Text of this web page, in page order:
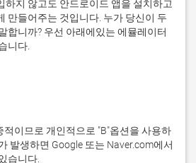
하지 않고도 안드로이드 앱을 설치하고
만들어주는 것입니다. 누가 당신이 두
합니까? 우선 아래에있는 에뮬레이터
발생하면 Google 또는 Naver.com에서
습니다.